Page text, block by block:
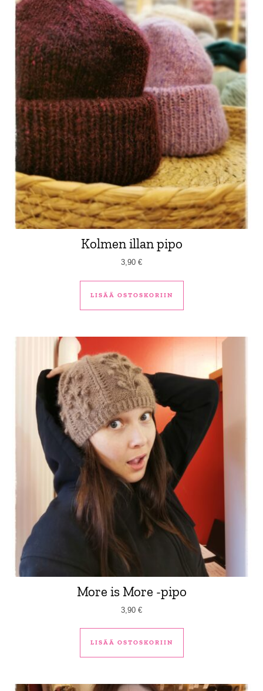
Kolmen illan pipo
3,90 €
LISÄÄ OSTOSKORIIN
More is More -pipo
3,90 €
LISÄÄ OSTOSKORIIN